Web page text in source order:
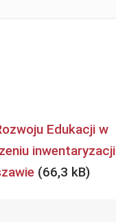
Edukacji w
inwentaryzacji